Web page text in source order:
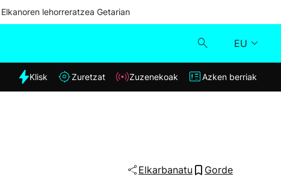
Elkanoren lehorreratzea Getarian
EU
Klisk
Klisk Zuretzat Zuzenekoak Azken berriak
Elkarbanatu Gorde